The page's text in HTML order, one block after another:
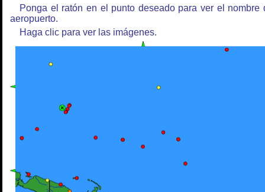
Ponga el ratón en el punto deseado para ver el nombre
aeropuerto.
Haga clic para ver las imágenes.